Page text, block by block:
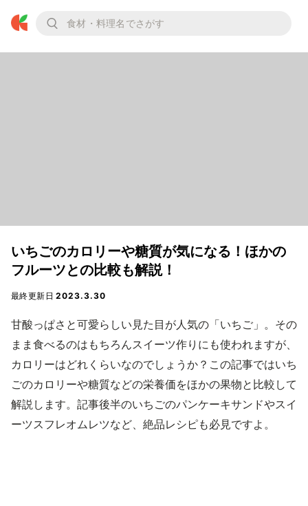
いちごのカロリーや糖質が気になる！ほかの
フルーツとの比較も解説！
最終更新日2023.3.30
甘酸っぱさと可愛らしい見た目が人気の「いちご」。その
まま食べるのはもちろんスイーツ作りにも使われますが、
カロリーはどれくらいなのでしょうか？この記事ではいち
ごのカロリーや糖質などの栄養価をほかの果物と比較して
解説します。記事後半のいちごのパンケーキサンドやスイ
ーツスフレオムレツなど、絶品レシピも必見ですよ。